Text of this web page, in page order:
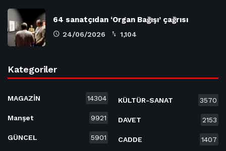
64 sanatçıdan ‘Organ Bağışı’ çağrısı
24/06/2026 1,104
Kategoriler
MAGAZİN 14304
Manşet 9921
GÜNCEL 5901
KÜLTÜR-SANAT 3570
DAVET 2153
CADDE 1407